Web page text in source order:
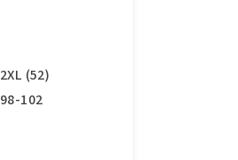
2XL (52)
98-102